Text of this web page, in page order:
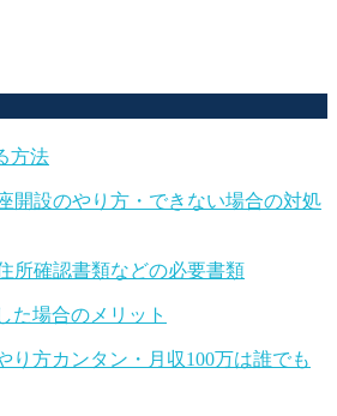
方法
開設のやり方・できない場合の対処
所確認書類などの必要書類
た場合のメリット
り方カンタン・月収100万は誰でも